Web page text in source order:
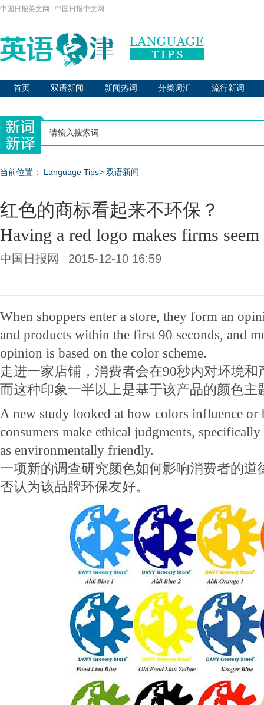
中国日报英文网 中国日报中文网
首页 双语新闻 新闻热词 分类词汇 流行新词
当前位置： Language Tips> 双语新闻
红色的商标看起来不环保？
Having a red logo makes firms seem
中国日报网 2015-12-10 16:59
When shoppers enter a store, they form an
and products within the first 90 seconds, and
opinion is based on the color scheme.
走进一家店铺，消费者会在90秒内对环境
而这种印象一半以上是基于该产品的颜色主
A new study looked at how colors influence or
consumers make ethical judgments,
as environmentally friendly.
一项新的调查研究颜色如何影响消费者的道
否认为该品牌环保友好。